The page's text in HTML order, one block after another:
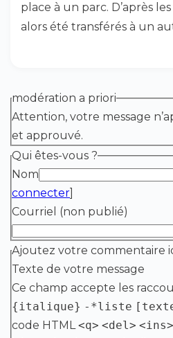
place à un parc. D’après
alors été transférés à un
modération a priori
Attention, votre message
et approuvé.
Qui êtes-vous ?
Nom
connecter]
Courriel (non publié)
Ajoutez votre commentaire
Texte de votre message
Ce champ accepte les
{italique} -*liste
code HTML<q> <del> <ins>